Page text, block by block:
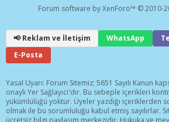
Forum software by XenForo™ © 2010-
📢 Reklam ve İletişim WhatsApp
E-Posta
Yasal Uyarı: Forum Sitemiz; 5651 Sayılı Kanun
onaylı Yer Sağlayıcı'dır. Bu sebeple içerikleri
yükümlülüğü yoktur. Üyeler yazdığı içeriklerden
olmak ile bu sorumluluğu kabul etmiş sayılırlar.
ücretsiz bilgi paylaşım merkezidir. Hukuka ve